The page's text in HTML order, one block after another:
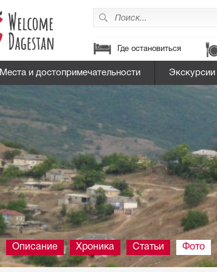
Где остановиться
Места и достопримечательности Экскурсии
Описание Хроника Статьи Фото